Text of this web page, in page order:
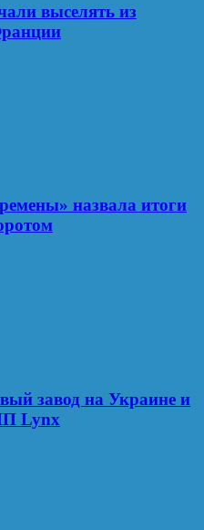
выселять из
назвала итоги
завод на Украине и
Lynx